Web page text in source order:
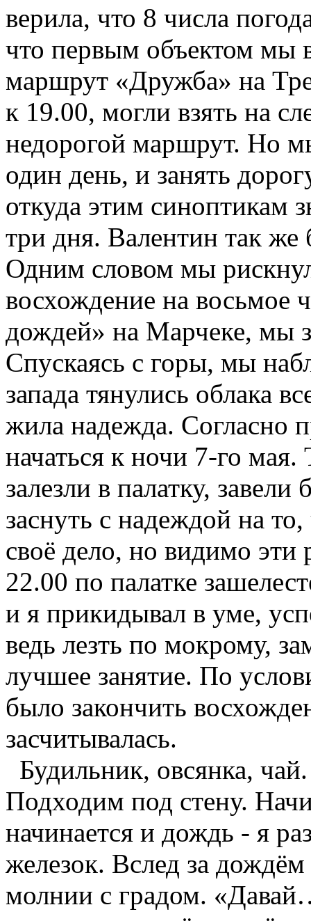
верила, что 8 числа
что первым объектом мы
маршрут «Дружба» на
к 19.00, могли взять на
недорогой маршрут. Но
один день, и занять
откуда этим синоптикам
три дня. Валентин так
Одним словом мы
восхождение на восьмое
дождей» на Марчеке, мы
Спускаясь с горы, мы
запада тянулись облака
жила надежда. Согласно
начаться к ночи 7-го
залезли в палатку,
заснуть с надеждой на
своё дело, но видимо эти
22.00 по палатке
и я прикидывал в уме,
ведь лезть по мокрому,
лучшее занятие. По
было закончить
засчитывалась.
Будильник, овсянка,
Подходим под стену.
начинается и дождь - я
железок. Вслед за
молнии с градом.